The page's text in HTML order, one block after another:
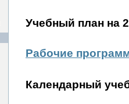
Учебный план на
Рабочие
Календарный